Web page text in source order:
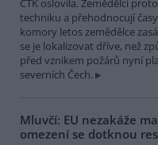
techniku a přehodnocují
komory letos zemědělce
se je lokalizovat dříve, než
před vznikem požárů nyní
severních Čech.
Mluvčí: EU nezakáže
omezení se dotknou